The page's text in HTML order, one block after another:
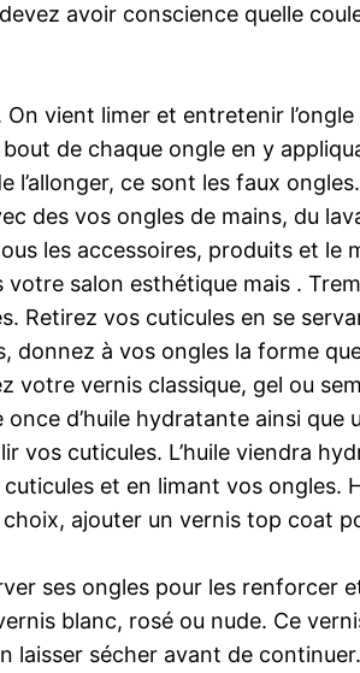
avoir conscience quelle
vient limer et entretenir l’ongle
de chaque ongle en y
l’allonger, ce sont les faux
des vos ongles de mains, du
les accessoires, produits et le
salon esthétique mais .
vos cuticules en se
donnez à vos ongles la forme
votre vernis classique, gel ou
once d’huile hydratante ainsi
cuticules. L’huile viendra
et en limant vos ongles.
ajouter un vernis top coat
ses ongles pour les renforcer
blanc, rosé ou nude. Ce
laisser sécher avant de